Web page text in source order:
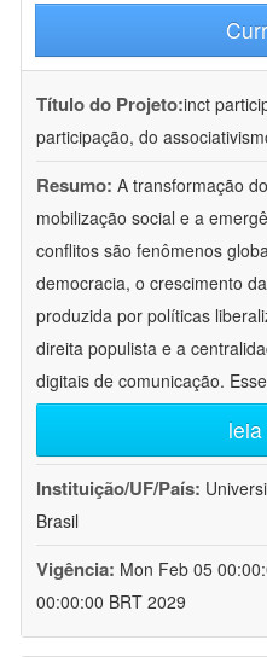
Título do Projeto:inct
participação, do
Resumo: A transformação
mobilização social e a
conflitos são fenômenos
democracia, o crescimento
produzida por políticas
direita populista e a
digitais de comunicação.
Instituição/UF/País:
Brasil
Vigência: Mon Feb 05
00:00:00 BRT 2029